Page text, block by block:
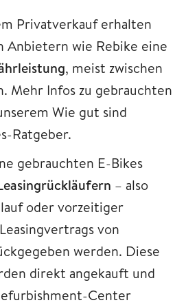
Privatverkauf erhalten
Anbietern wie Rebike eine
, meist zwischen
Mehr Infos zu gebrauchten
Wie gut sind
Ratgeber.
gebrauchten E-Bikes
– also
oder vorzeitiger
von
werden. Diese
direkt angekauft und
Center